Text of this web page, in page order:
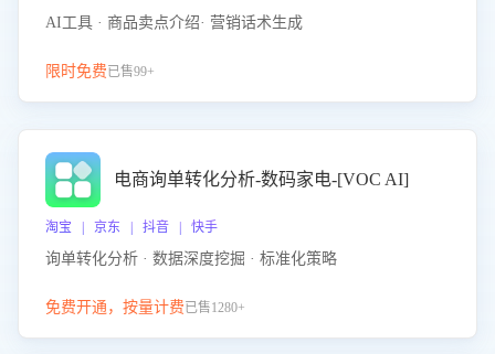
AI工具 · 商品卖点介绍· 营销话术生成
限时免费已售99+
电商询单转化分析-数码家电-[VOC AI]
淘宝 | 京东 | 抖音 | 快手
询单转化分析 · 数据深度挖掘 · 标准化策略
免费开通，按量计费已售1280+